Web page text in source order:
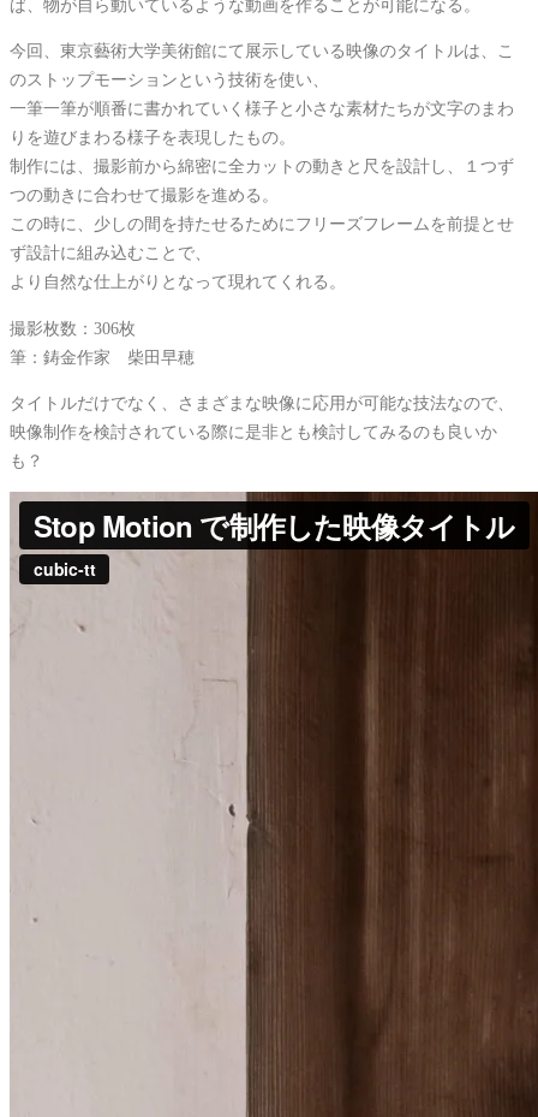
ば、物が自ら動いているような動画を作ることが可能になる。
今回、東京藝術大学美術館にて展示している映像のタイトルは、こ
のストップモーションという技術を使い、
一筆一筆が順番に書かれていく様子と小さな素材たちが文字のまわ
りを遊びまわる様子を表現したもの。
制作には、撮影前から綿密に全カットの動きと尺を設計し、１つず
つの動きに合わせて撮影を進める。
この時に、少しの間を持たせるためにフリーズフレームを前提とせ
ず設計に組み込むことで、
より自然な仕上がりとなって現れてくれる。
撮影枚数：306枚
筆：鋳金作家 柴田早穂
タイトルだけでなく、さまざまな映像に応用が可能な技法なので、
映像制作を検討されている際に是非とも検討してみるのも良いか
も？